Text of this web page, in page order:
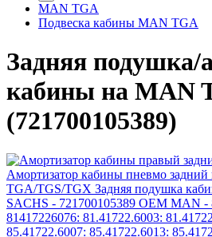
MAN TGA
Подвеска кабины MAN TGA
Задняя подушка/
кабины на MAN
(721700105389)